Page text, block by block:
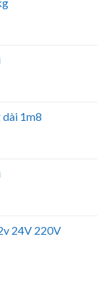
1m8
24V 220V